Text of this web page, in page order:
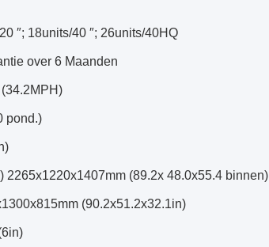
″; 18units/40 ″; 26units/40HQ
over 6 Maanden
pond.)
2265x1220x1407mm (89.2x 48.0x55.4 binnen)
(90.2x51.2x32.1in)